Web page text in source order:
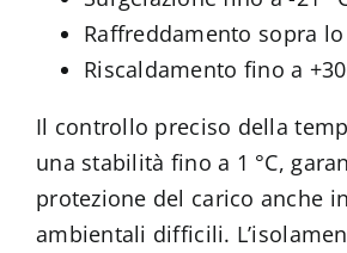
Raffreddamento sopra lo
Riscaldamento fino a +30
Il controllo preciso della
una stabilità fino a 1 °C,
protezione del carico anche
ambientali difficili.